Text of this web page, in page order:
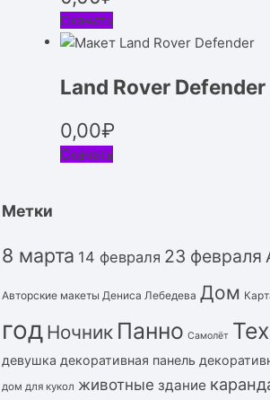
Скачать
Land Rover Defender
0,00₽
Скачать
Метки
8 марта 14 февраля 23 февраля
Авторские макеты Дениса Лебедева Дом
год Ночник Панно Самолёт
девушка декоративная панель
дом для кукол животные здание